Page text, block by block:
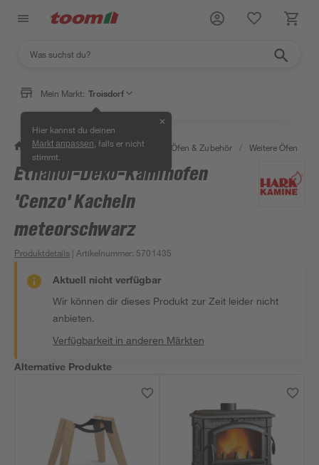
Mein Markt: Troisdorf
Hier kannst du deinen
Markt anpassen , falls er nicht
stimmt.
✕
/ Bauen & Renovieren / Kamine, Öfen & Zubehör / Weitere Öfen
Ethanol-Deko-Kaminofen
'Cenzo' Kacheln
meteorschwarz
Produktdetails | Artikelnummer: 5701435
Aktuell nicht verfügbar
Wir können dir dieses Produkt zur Zeit leider nicht
anbieten.
Verfügbarkeit in anderen Märkten
Alternative Produkte